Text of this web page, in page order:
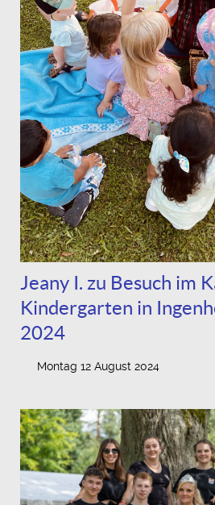
Jeany I. zu Besuch im
Kindergarten in
2024
Montag 12 August 2024